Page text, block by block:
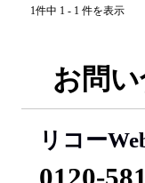
1件中 1 - 1 件を表示
お問
リコー